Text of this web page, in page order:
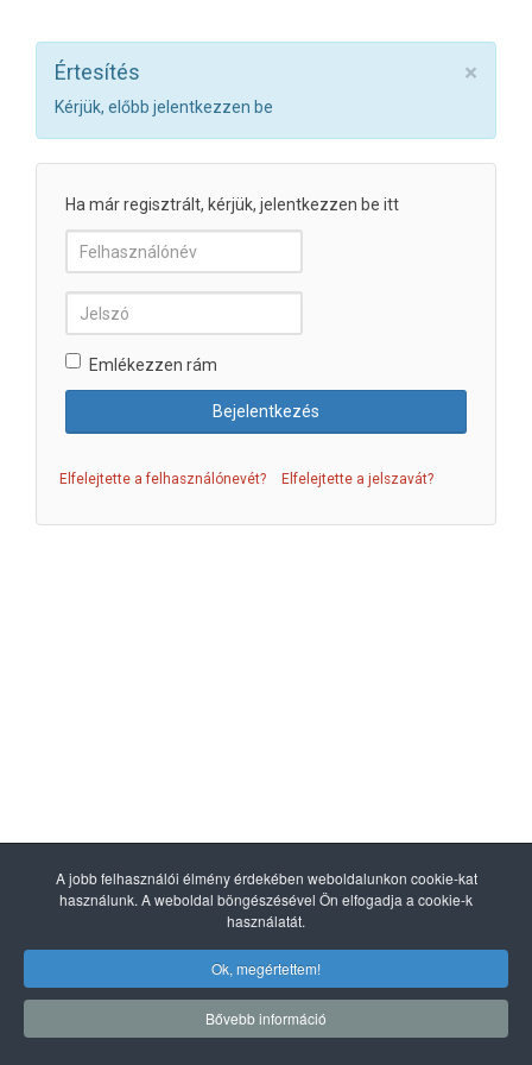
A jobb felhasználói élmény érdekében weboldalunkon cookie-kat
használunk. A weboldal böngészésével Ön elfogadja a cookie-k
használatát.
Ok, megértettem!
Bővebb információ
×
Értesítés
Kérjük, előbb jelentkezzen be
Ha már regisztrált, kérjük, jelentkezzen be itt
Emlékezzen rám
Elfelejtette a felhasználónevét? Elfelejtette a jelszavát?